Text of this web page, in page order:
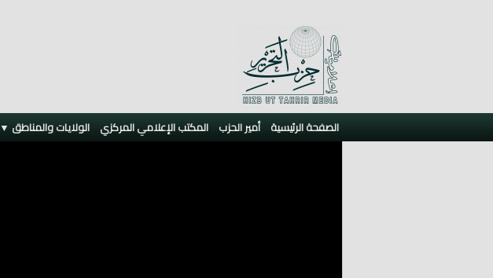
الصفحة الرئيسية أمير الحزب المكتب الإعلامي المركزي الولايات والمناطق ▼